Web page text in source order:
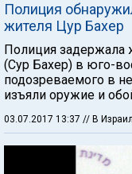
Полиция
жителя Цур Бахер
Полиция задержала
(Сур Бахер) в юго-
подозреваемого в
изъяли оружие и
03.07.2017 13:37 // В